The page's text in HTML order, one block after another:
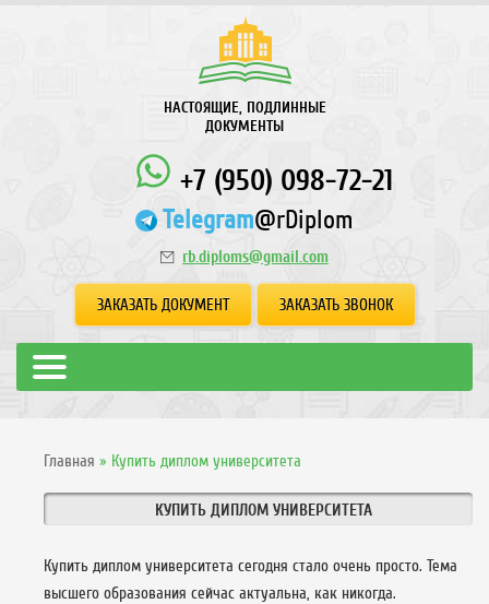
НАСТОЯЩИЕ, ПОДЛИННЫЕ
ДОКУМЕНТЫ
+7 (950) 098-72-21
Telegram@rDiplom
rb.diploms@gmail.com
ЗАКАЗАТЬ ДОКУМЕНТ ЗАКАЗАТЬ ЗВОНОК
Главная » Купить диплом университета
КУПИТЬ ДИПЛОМ УНИВЕРСИТЕТА
Купить диплом университета сегодня стало очень просто. Тема
высшего образования сейчас актуальна, как никогда.